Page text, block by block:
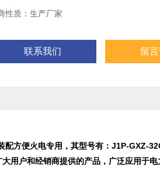
性质：生产厂家
联系我们 留
配方便火电专用 ，其型号有： J1P-GXZ-
用户和经销商提供的产品，广泛应用于